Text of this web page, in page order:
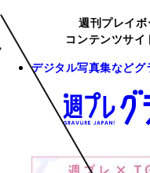
週刊プレイ
コンテンツサイ
デジタル写真集など